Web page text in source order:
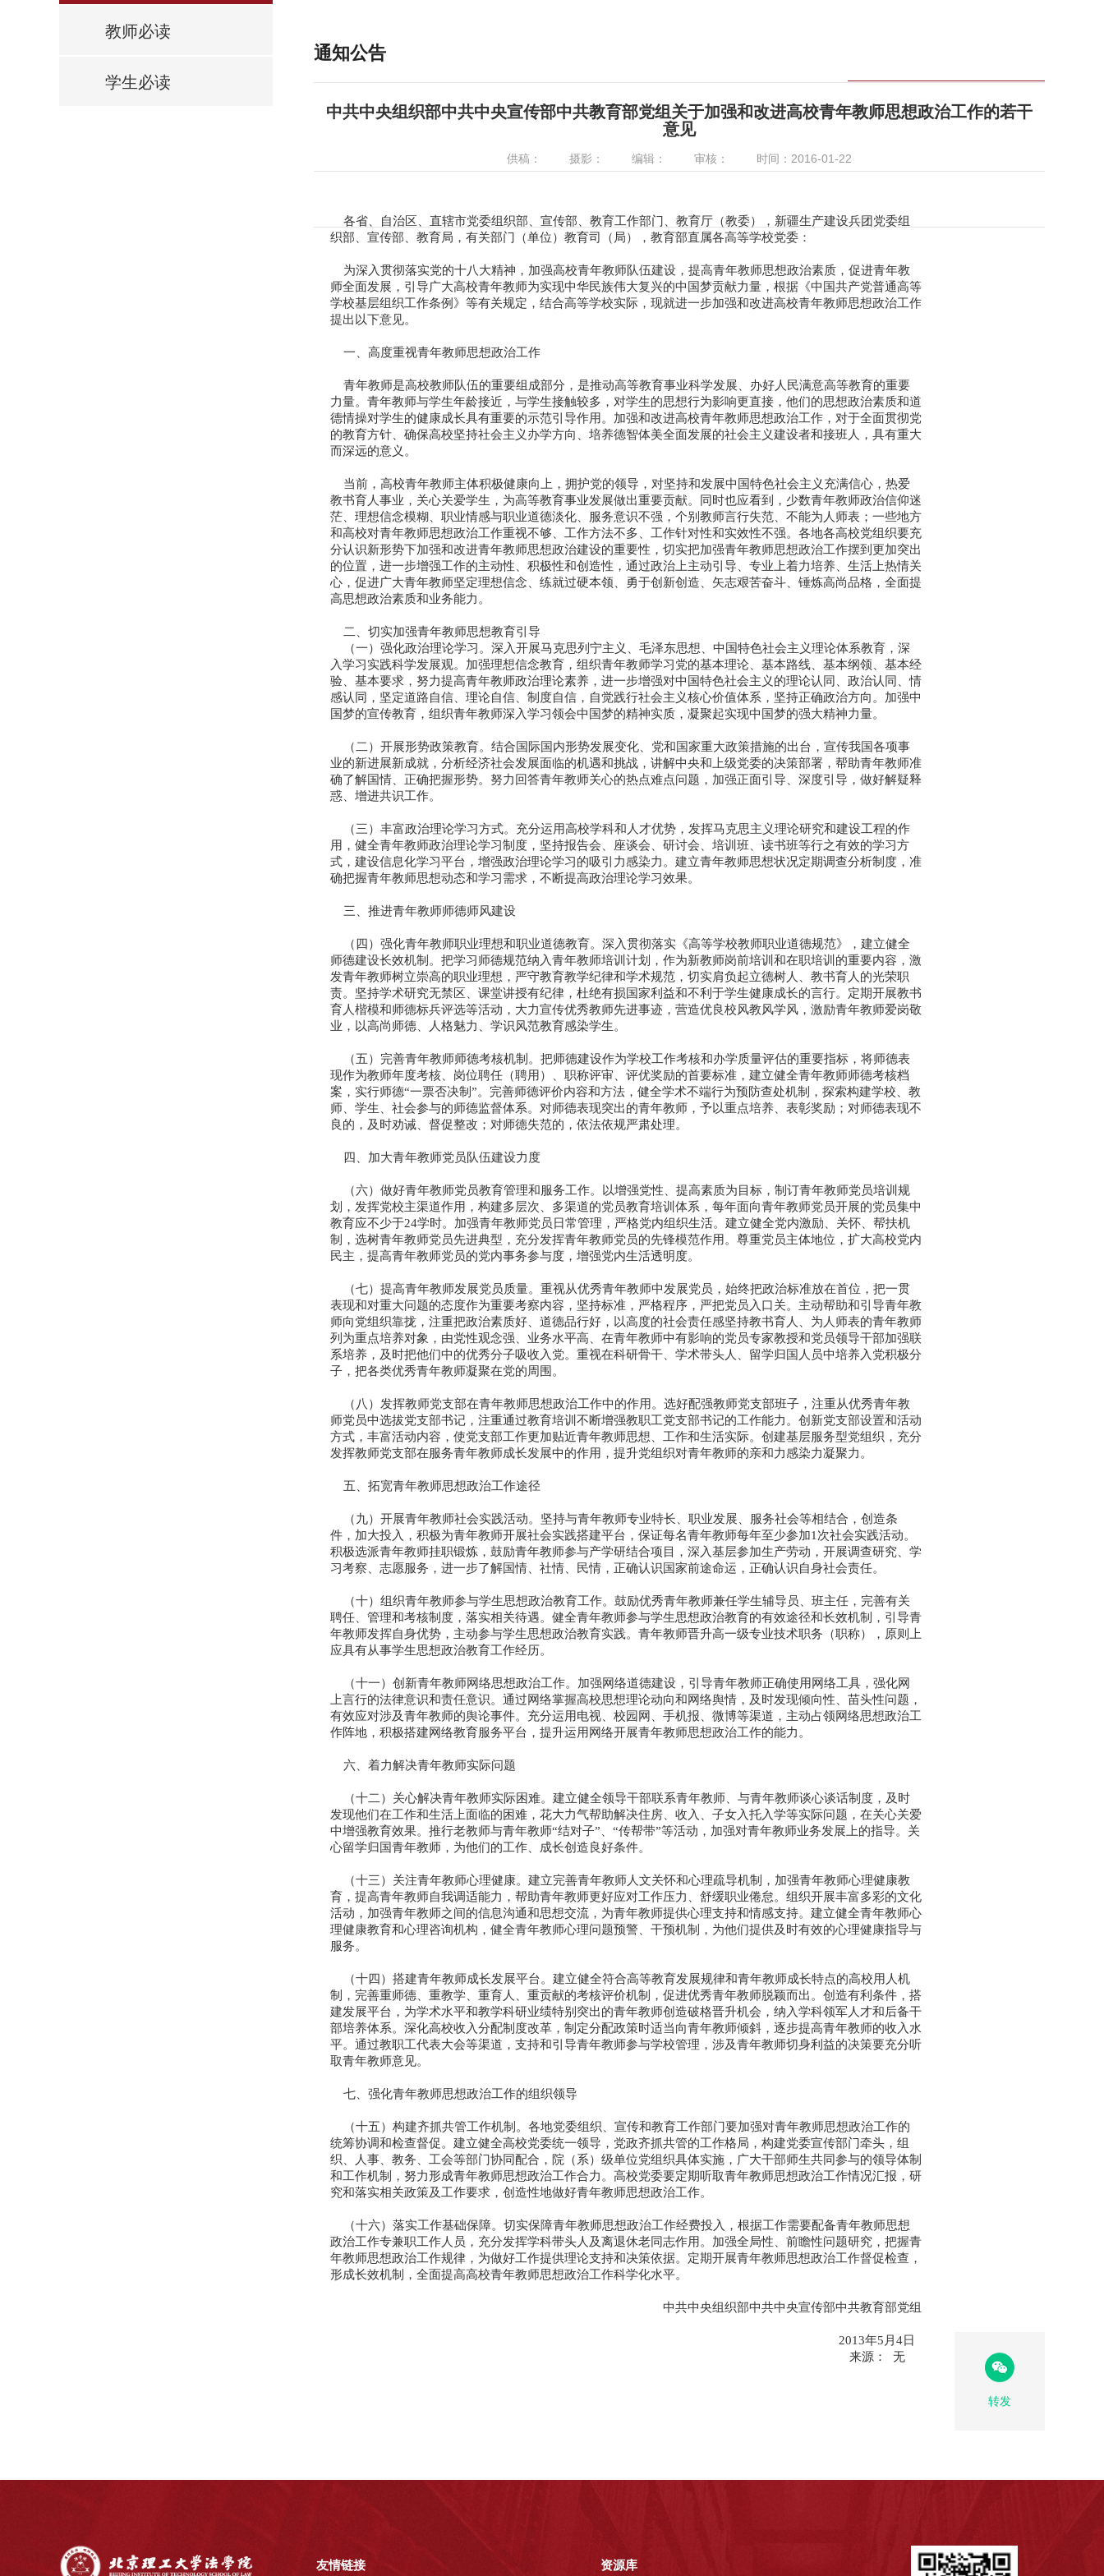
教师必读
学生必读
通知公告
中共中央组织部中共中央宣传部中共教育部党组关于加强和改进高校青年教师思想政治工作的若干
意见
供稿： 摄影： 编辑： 审核： 时间：2016-01-22
各省、自治区、直辖市党委组织部、宣传部、教育工作部门、教育厅（教委），新疆生产建设兵团党委组
织部、宣传部、教育局，有关部门（单位）教育司（局），教育部直属各高等学校党委：
为深入贯彻落实党的十八大精神，加强高校青年教师队伍建设，提高青年教师思想政治素质，促进青年教
师全面发展，引导广大高校青年教师为实现中华民族伟大复兴的中国梦贡献力量，根据《中国共产党普通高等
学校基层组织工作条例》等有关规定，结合高等学校实际，现就进一步加强和改进高校青年教师思想政治工作
提出以下意见。
一、高度重视青年教师思想政治工作
青年教师是高校教师队伍的重要组成部分，是推动高等教育事业科学发展、办好人民满意高等教育的重要
力量。青年教师与学生年龄接近，与学生接触较多，对学生的思想行为影响更直接，他们的思想政治素质和道
德情操对学生的健康成长具有重要的示范引导作用。加强和改进高校青年教师思想政治工作，对于全面贯彻党
的教育方针、确保高校坚持社会主义办学方向、培养德智体美全面发展的社会主义建设者和接班人，具有重大
而深远的意义。
当前，高校青年教师主体积极健康向上，拥护党的领导，对坚持和发展中国特色社会主义充满信心，热爱
教书育人事业，关心关爱学生，为高等教育事业发展做出重要贡献。同时也应看到，少数青年教师政治信仰迷
茫、理想信念模糊、职业情感与职业道德淡化、服务意识不强，个别教师言行失范、不能为人师表；一些地方
和高校对青年教师思想政治工作重视不够、工作方法不多、工作针对性和实效性不强。各地各高校党组织要充
分认识新形势下加强和改进青年教师思想政治建设的重要性，切实把加强青年教师思想政治工作摆到更加突出
的位置，进一步增强工作的主动性、积极性和创造性，通过政治上主动引导、专业上着力培养、生活上热情关
心，促进广大青年教师坚定理想信念、练就过硬本领、勇于创新创造、矢志艰苦奋斗、锤炼高尚品格，全面提
高思想政治素质和业务能力。
二、切实加强青年教师思想教育引导
（一）强化政治理论学习。深入开展马克思列宁主义、毛泽东思想、中国特色社会主义理论体系教育，深
入学习实践科学发展观。加强理想信念教育，组织青年教师学习党的基本理论、基本路线、基本纲领、基本经
验、基本要求，努力提高青年教师政治理论素养，进一步增强对中国特色社会主义的理论认同、政治认同、情
感认同，坚定道路自信、理论自信、制度自信，自觉践行社会主义核心价值体系，坚持正确政治方向。加强中
国梦的宣传教育，组织青年教师深入学习领会中国梦的精神实质，凝聚起实现中国梦的强大精神力量。
（二）开展形势政策教育。结合国际国内形势发展变化、党和国家重大政策措施的出台，宣传我国各项事
业的新进展新成就，分析经济社会发展面临的机遇和挑战，讲解中央和上级党委的决策部署，帮助青年教师准
确了解国情、正确把握形势。努力回答青年教师关心的热点难点问题，加强正面引导、深度引导，做好解疑释
惑、增进共识工作。
（三）丰富政治理论学习方式。充分运用高校学科和人才优势，发挥马克思主义理论研究和建设工程的作
用，健全青年教师政治理论学习制度，坚持报告会、座谈会、研讨会、培训班、读书班等行之有效的学习方
式，建设信息化学习平台，增强政治理论学习的吸引力感染力。建立青年教师思想状况定期调查分析制度，准
确把握青年教师思想动态和学习需求，不断提高政治理论学习效果。
三、推进青年教师师德师风建设
（四）强化青年教师职业理想和职业道德教育。深入贯彻落实《高等学校教师职业道德规范》，建立健全
师德建设长效机制。把学习师德规范纳入青年教师培训计划，作为新教师岗前培训和在职培训的重要内容，激
发青年教师树立崇高的职业理想，严守教育教学纪律和学术规范，切实肩负起立德树人、教书育人的光荣职
责。坚持学术研究无禁区、课堂讲授有纪律，杜绝有损国家利益和不利于学生健康成长的言行。定期开展教书
育人楷模和师德标兵评选等活动，大力宣传优秀教师先进事迹，营造优良校风教风学风，激励青年教师爱岗敬
业，以高尚师德、人格魅力、学识风范教育感染学生。
（五）完善青年教师师德考核机制。把师德建设作为学校工作考核和办学质量评估的重要指标，将师德表
现作为教师年度考核、岗位聘任（聘用）、职称评审、评优奖励的首要标准，建立健全青年教师师德考核档
案，实行师德“一票否决制”。完善师德评价内容和方法，健全学术不端行为预防查处机制，探索构建学校、教
师、学生、社会参与的师德监督体系。对师德表现突出的青年教师，予以重点培养、表彰奖励；对师德表现不
良的，及时劝诫、督促整改；对师德失范的，依法依规严肃处理。
四、加大青年教师党员队伍建设力度
（六）做好青年教师党员教育管理和服务工作。以增强党性、提高素质为目标，制订青年教师党员培训规
划，发挥党校主渠道作用，构建多层次、多渠道的党员教育培训体系，每年面向青年教师党员开展的党员集中
教育应不少于24学时。加强青年教师党员日常管理，严格党内组织生活。建立健全党内激励、关怀、帮扶机
制，选树青年教师党员先进典型，充分发挥青年教师党员的先锋模范作用。尊重党员主体地位，扩大高校党内
民主，提高青年教师党员的党内事务参与度，增强党内生活透明度。
（七）提高青年教师发展党员质量。重视从优秀青年教师中发展党员，始终把政治标准放在首位，把一贯
表现和对重大问题的态度作为重要考察内容，坚持标准，严格程序，严把党员入口关。主动帮助和引导青年教
师向党组织靠拢，注重把政治素质好、道德品行好，以高度的社会责任感坚持教书育人、为人师表的青年教师
列为重点培养对象，由党性观念强、业务水平高、在青年教师中有影响的党员专家教授和党员领导干部加强联
系培养，及时把他们中的优秀分子吸收入党。重视在科研骨干、学术带头人、留学归国人员中培养入党积极分
子，把各类优秀青年教师凝聚在党的周围。
（八）发挥教师党支部在青年教师思想政治工作中的作用。选好配强教师党支部班子，注重从优秀青年教
师党员中选拔党支部书记，注重通过教育培训不断增强教职工党支部书记的工作能力。创新党支部设置和活动
方式，丰富活动内容，使党支部工作更加贴近青年教师思想、工作和生活实际。创建基层服务型党组织，充分
发挥教师党支部在服务青年教师成长发展中的作用，提升党组织对青年教师的亲和力感染力凝聚力。
五、拓宽青年教师思想政治工作途径
（九）开展青年教师社会实践活动。坚持与青年教师专业特长、职业发展、服务社会等相结合，创造条
件，加大投入，积极为青年教师开展社会实践搭建平台，保证每名青年教师每年至少参加1次社会实践活动。
积极选派青年教师挂职锻炼，鼓励青年教师参与产学研结合项目，深入基层参加生产劳动，开展调查研究、学
习考察、志愿服务，进一步了解国情、社情、民情，正确认识国家前途命运，正确认识自身社会责任。
（十）组织青年教师参与学生思想政治教育工作。鼓励优秀青年教师兼任学生辅导员、班主任，完善有关
聘任、管理和考核制度，落实相关待遇。健全青年教师参与学生思想政治教育的有效途径和长效机制，引导青
年教师发挥自身优势，主动参与学生思想政治教育实践。青年教师晋升高一级专业技术职务（职称），原则上
应具有从事学生思想政治教育工作经历。
（十一）创新青年教师网络思想政治工作。加强网络道德建设，引导青年教师正确使用网络工具，强化网
上言行的法律意识和责任意识。通过网络掌握高校思想理论动向和网络舆情，及时发现倾向性、苗头性问题，
有效应对涉及青年教师的舆论事件。充分运用电视、校园网、手机报、微博等渠道，主动占领网络思想政治工
作阵地，积极搭建网络教育服务平台，提升运用网络开展青年教师思想政治工作的能力。
六、着力解决青年教师实际问题
（十二）关心解决青年教师实际困难。建立健全领导干部联系青年教师、与青年教师谈心谈话制度，及时
发现他们在工作和生活上面临的困难，花大力气帮助解决住房、收入、子女入托入学等实际问题，在关心关爱
中增强教育效果。推行老教师与青年教师“结对子”、“传帮带”等活动，加强对青年教师业务发展上的指导。关
心留学归国青年教师，为他们的工作、成长创造良好条件。
（十三）关注青年教师心理健康。建立完善青年教师人文关怀和心理疏导机制，加强青年教师心理健康教
育，提高青年教师自我调适能力，帮助青年教师更好应对工作压力、舒缓职业倦怠。组织开展丰富多彩的文化
活动，加强青年教师之间的信息沟通和思想交流，为青年教师提供心理支持和情感支持。建立健全青年教师心
理健康教育和心理咨询机构，健全青年教师心理问题预警、干预机制，为他们提供及时有效的心理健康指导与
服务。
（十四）搭建青年教师成长发展平台。建立健全符合高等教育发展规律和青年教师成长特点的高校用人机
制，完善重师德、重教学、重育人、重贡献的考核评价机制，促进优秀青年教师脱颖而出。创造有利条件，搭
建发展平台，为学术水平和教学科研业绩特别突出的青年教师创造破格晋升机会，纳入学科领军人才和后备干
部培养体系。深化高校收入分配制度改革，制定分配政策时适当向青年教师倾斜，逐步提高青年教师的收入水
平。通过教职工代表大会等渠道，支持和引导青年教师参与学校管理，涉及青年教师切身利益的决策要充分听
取青年教师意见。
七、强化青年教师思想政治工作的组织领导
（十五）构建齐抓共管工作机制。各地党委组织、宣传和教育工作部门要加强对青年教师思想政治工作的
统筹协调和检查督促。建立健全高校党委统一领导，党政齐抓共管的工作格局，构建党委宣传部门牵头，组
织、人事、教务、工会等部门协同配合，院（系）级单位党组织具体实施，广大干部师生共同参与的领导体制
和工作机制，努力形成青年教师思想政治工作合力。高校党委要定期听取青年教师思想政治工作情况汇报，研
究和落实相关政策及工作要求，创造性地做好青年教师思想政治工作。
（十六）落实工作基础保障。切实保障青年教师思想政治工作经费投入，根据工作需要配备青年教师思想
政治工作专兼职工作人员，充分发挥学科带头人及离退休老同志作用。加强全局性、前瞻性问题研究，把握青
年教师思想政治工作规律，为做好工作提供理论支持和决策依据。定期开展青年教师思想政治工作督促检查，
形成长效机制，全面提高高校青年教师思想政治工作科学化水平。
中共中央组织部中共中央宣传部中共教育部党组
2013年5月4日
来源： 无
转发
友情链接 资源库